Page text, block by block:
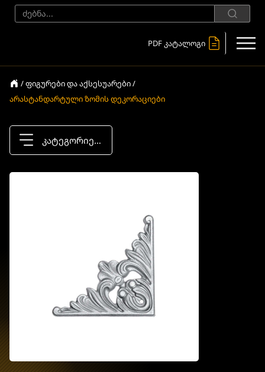
PDF კატალოგი
/ ფიგურები და აქსესუარები /
არასტანდარტული ზომის დეკორაციები
კატეგორიები